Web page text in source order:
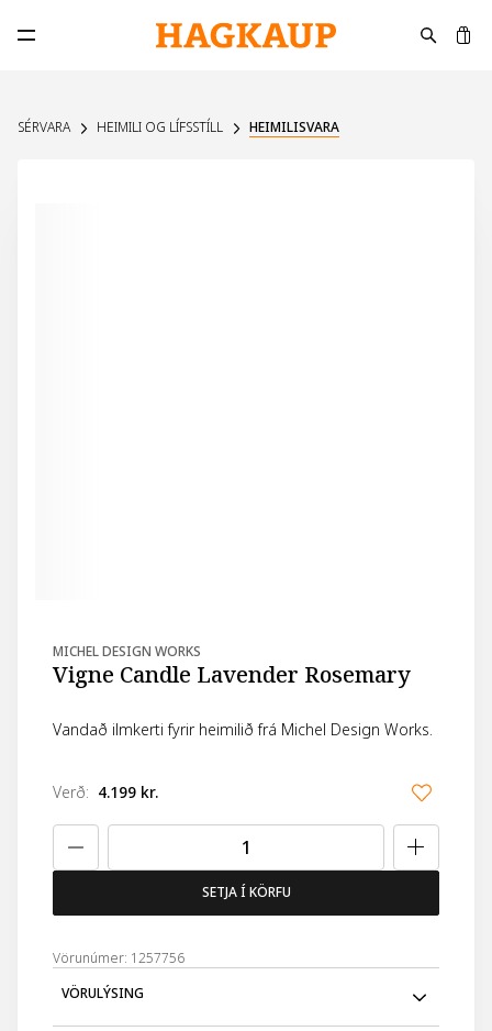
Opna aðalvalmynd
SÉRVARA HEIMILI OG LÍFSSTÍLL HEIMILISVARA
MICHEL DESIGN WORKS
Vigne Candle Lavender Rosemary
Vandað ilmkerti fyrir heimilið frá Michel Design Works.
Verð: 4.199 kr.
SETJA Í KÖRFU
Vörunúmer: 1257756
VÖRULÝSING